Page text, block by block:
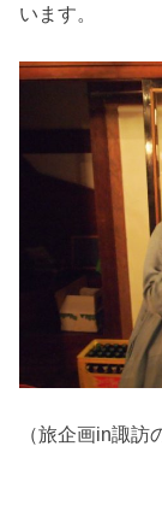
います。
（旅企画in諏訪